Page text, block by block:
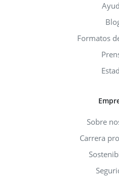
Formatos
Sobre
Carrera